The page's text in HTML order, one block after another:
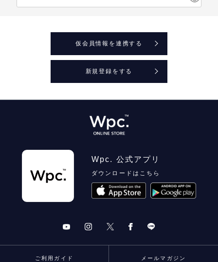
必
仮会員情報を連携する
新規登録をする
Wpc. 公式アプリ
ダウンロードはこちら
ご利用ガイド メールマガジン